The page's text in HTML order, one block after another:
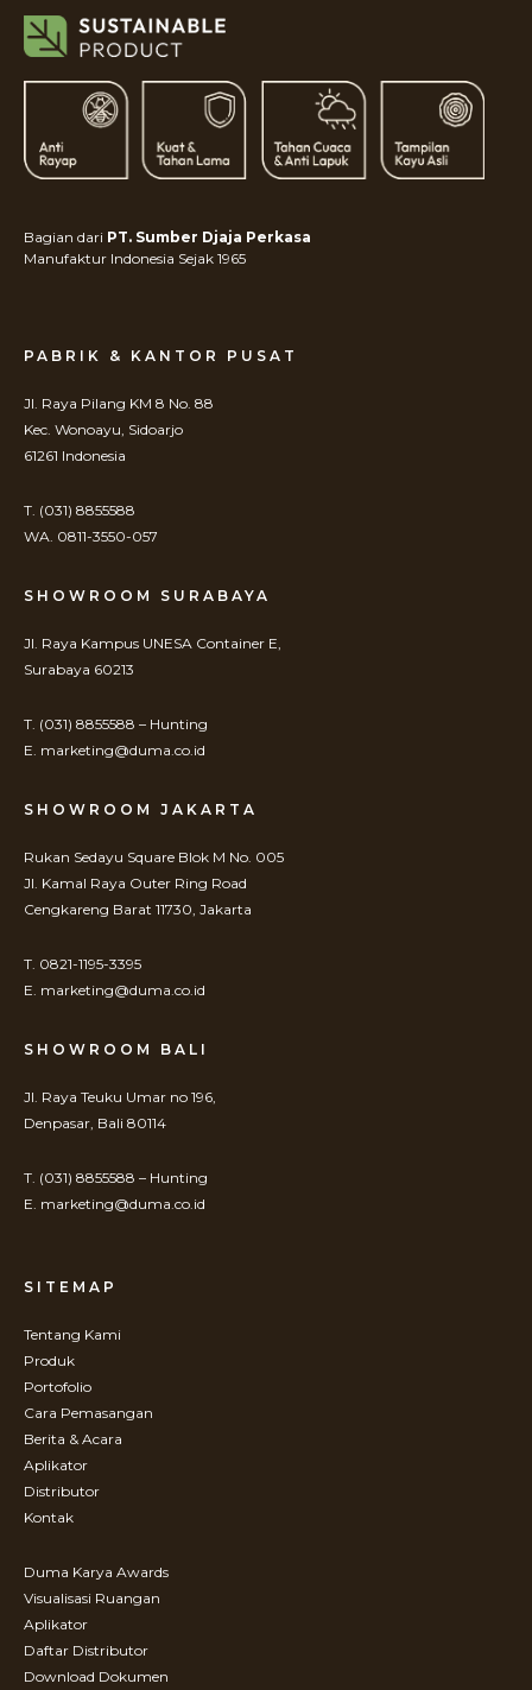
Bagian dari PT. Sumber Djaja Perkasa
Manufaktur Indonesia Sejak 1965
PABRIK & KANTOR PUSAT
Jl. Raya Pilang KM 8 No. 88
Kec. Wonoayu, Sidoarjo
61261 Indonesia
T. (031) 8855588
WA. 0811-3550-057
SHOWROOM SURABAYA
Jl. Raya Kampus UNESA Container E,
Surabaya 60213
T. (031) 8855588 – Hunting
E. marketing@duma.co.id
SHOWROOM JAKARTA
Rukan Sedayu Square Blok M No. 005
Jl. Kamal Raya Outer Ring Road
Cengkareng Barat 11730, Jakarta
T. 0821-1195-3395
E. marketing@duma.co.id
SHOWROOM BALI
Jl. Raya Teuku Umar no 196,
Denpasar, Bali 80114
T. (031) 8855588 – Hunting
E. marketing@duma.co.id
SITEMAP
Tentang Kami
Produk
Portofolio
Cara Pemasangan
Berita & Acara
Aplikator
Distributor
Kontak
Duma Karya Awards
Visualisasi Ruangan
Aplikator
Daftar Distributor
Download Dokumen